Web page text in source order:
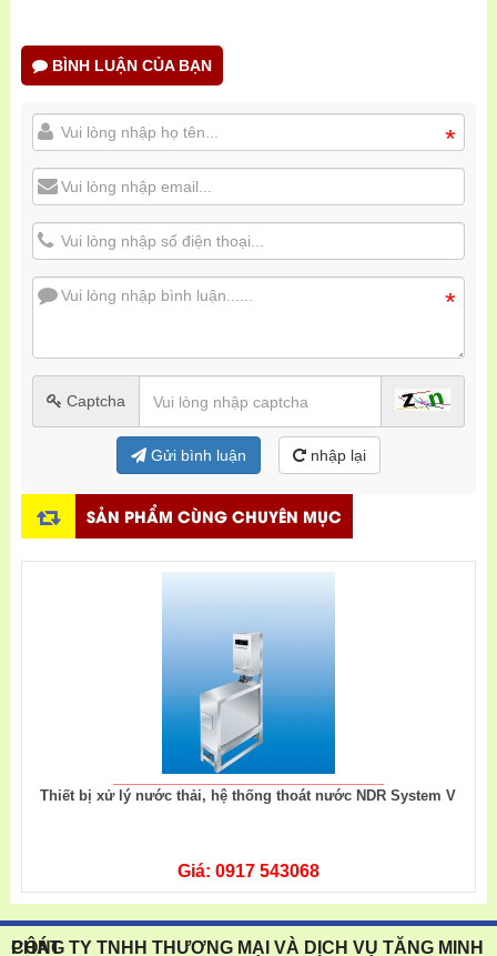
BÌNH LUẬN CỦA BẠN
*
*
Captcha
Gửi bình luận nhập lại
SẢN PHẨM CÙNG CHUYÊN MỤC
Thiết bị xử lý nước thải, hệ thống thoát nước NDR System V
Giá: 0917 543068
CÔNG TY TNHH THƯƠNG MẠI VÀ DỊCH VỤ TĂNG MINH PHÁT